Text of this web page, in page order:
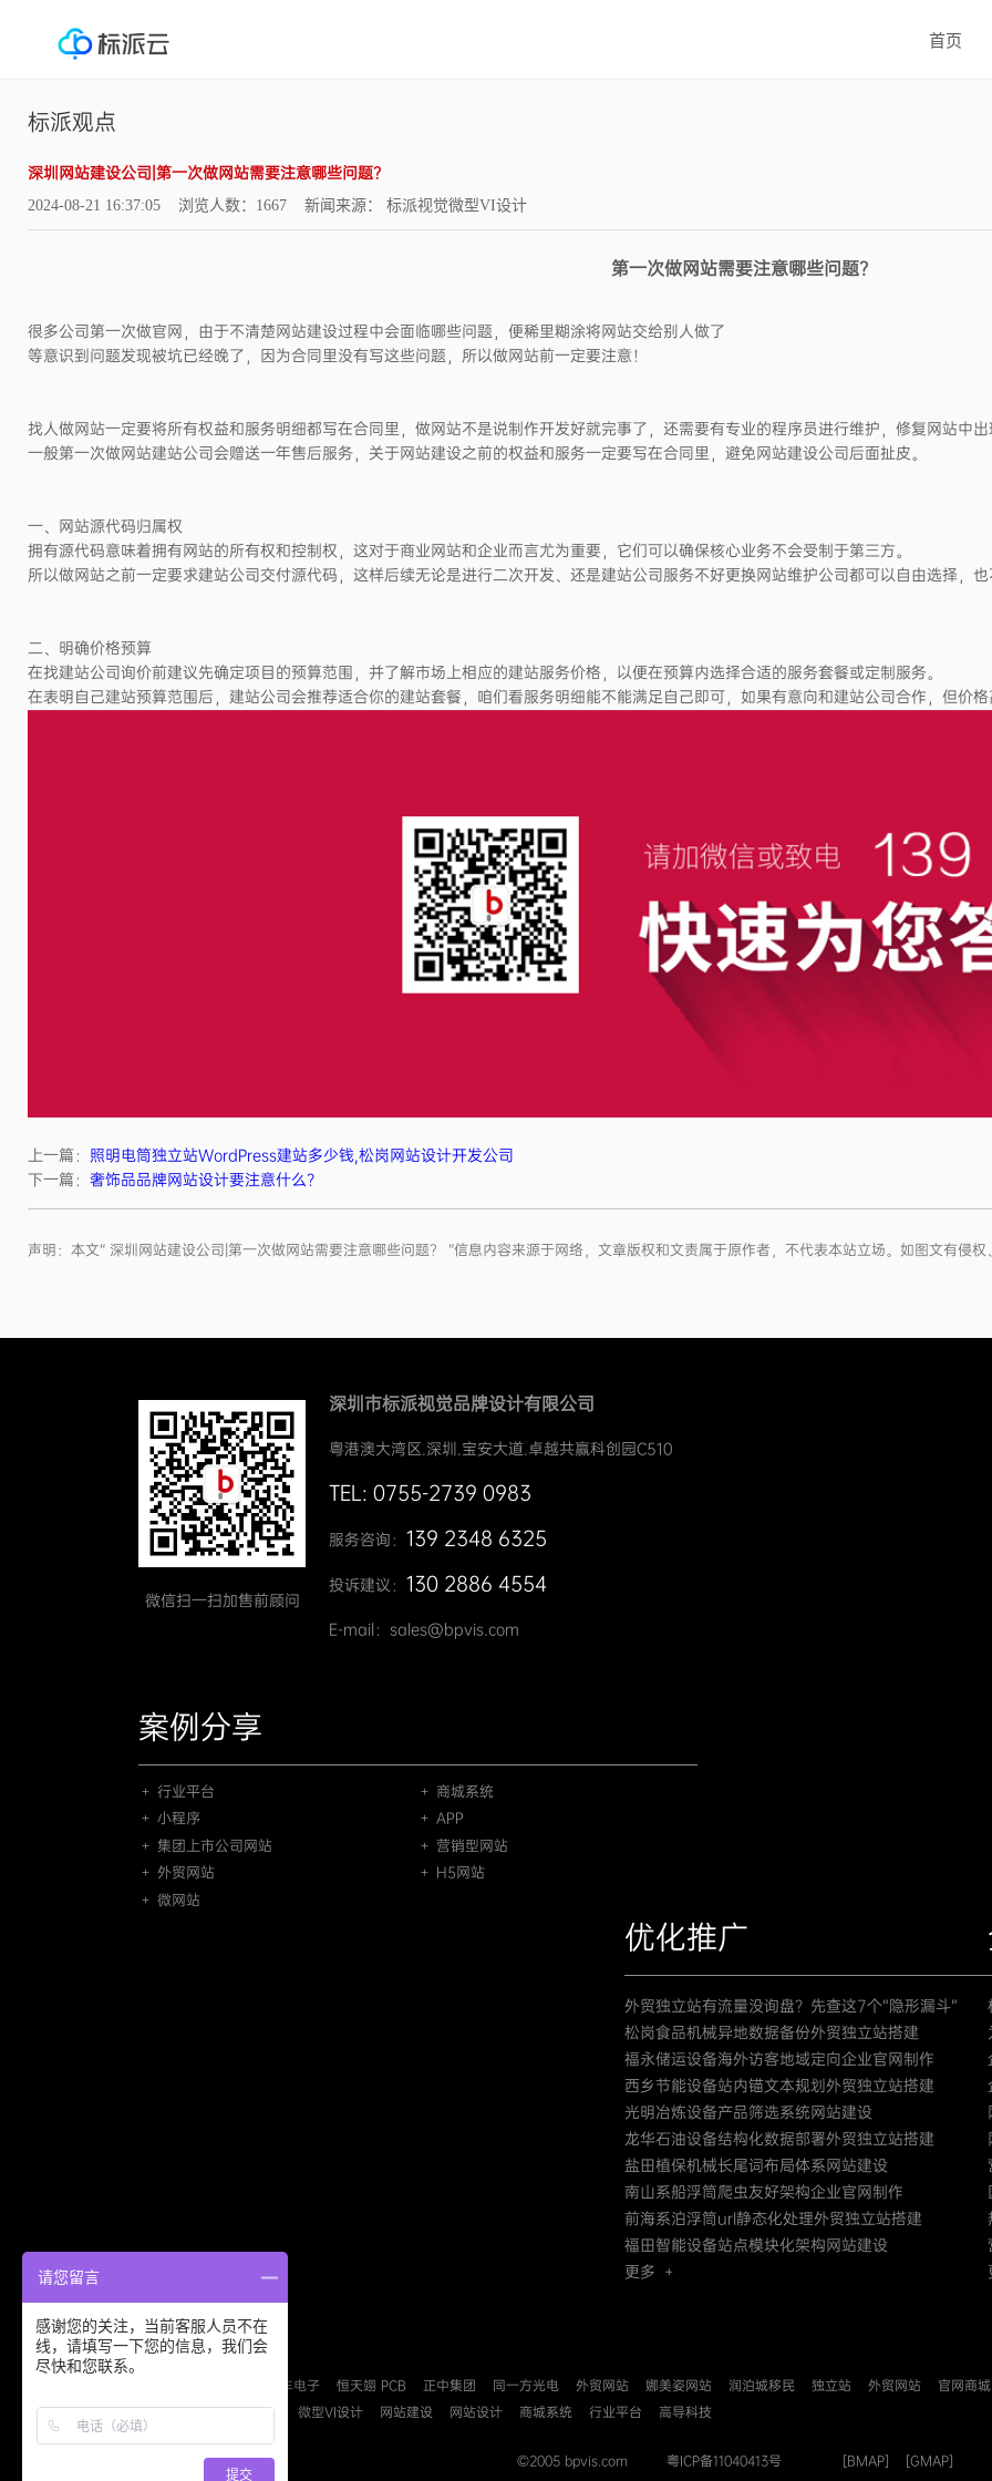
首页
标派观点
深圳网站建设公司|第一次做网站需要注意哪些问题？
2024-08-21 16:37:05 浏览人数：1667 新闻来源： 标派视觉微型VI设计
第一次做网站需要注意哪些问题？
很多公司第一次做官网，由于不清楚网站建设过程中会面临哪些问题，便稀里糊涂将网站交给别人做了
等意识到问题发现被坑已经晚了，因为合同里没有写这些问题，所以做网站前一定要注意！
找人做网站一定要将所有权益和服务明细都写在合同里，做网站不是说制作开发好就完事了，还需要有专业的程序员进行维护，修复网站中
一般第一次做网站建站公司会赠送一年售后服务，关于网站建设之前的权益和服务一定要写在合同里，避免网站建设公司后面扯皮。
一、网站源代码归属权
拥有源代码意味着拥有网站的所有权和控制权，这对于商业网站和企业而言尤为重要，它们可以确保核心业务不会受制于第三方。
所以做网站之前一定要求建站公司交付源代码，这样后续无论是进行二次开发、还是建站公司服务不好更换网站维护公司都可以自由选择，
二、明确价格预算
在找建站公司询价前建议先确定项目的预算范围，并了解市场上相应的建站服务价格，以便在预算内选择合适的服务套餐或定制服务。
在表明自己建站预算范围后，建站公司会推荐适合你的建站套餐，咱们看服务明细能不能满足自己即可，如果有意向和建站公司合作，但价
上一篇： 照明电筒独立站WordPress建站多少钱,松岗网站设计开发公司
下一篇： 奢饰品品牌网站设计要注意什么？
声明：本文“ 深圳网站建设公司|第一次做网站需要注意哪些问题？ ”信息内容来源于网络，文章版权和文责属于原作者，不代表本站立场。如图文有侵
微信扫一扫加售前顾问
深圳市标派视觉品牌设计有限公司
粤港澳大湾区.深圳.宝安大道.卓越共赢科创园C510
TEL: 0755-2739 0983
服务咨询： 139 2348 6325
投诉建议： 130 2886 4554
E-mail：sales@bpvis.com
案例分享
＋ 行业平台
＋ 商城系统
＋ 小程序
＋ APP
＋ 集团上市公司网站
＋ 营销型网站
＋ 外贸网站
＋ H5网站
＋ 微网站
优化推广
外贸独立站有流量没询盘？先查这7个“隐形漏斗”
松岗食品机械异地数据备份外贸独立站搭建
福永储运设备海外访客地域定向企业官网制作
西乡节能设备站内锚文本规划外贸独立站搭建
光明冶炼设备产品筛选系统网站建设
龙华石油设备结构化数据部署外贸独立站搭建
盐田植保机械长尾词布局体系网站建设
南山系船浮筒爬虫友好架构企业官网制作
前海系泊浮筒url静态化处理外贸独立站搭建
福田智能设备站点模块化架构网站建设
更多 +
友情链接：
益力盛汽车电子 恒天翊 PCB 正中集团 同一方光电 外贸网站 娜美姿网站 润泊城移民 独立站 外贸网站
官网商城
B2B
B2C 检测认证 微型VI设计 网站建设 网站设计 商城系统 行业平台 高导科技
©2005 bpvis.com 粤ICP备11040413号 [BMAP] [GMAP]
请您留言
感谢您的关注，当前客服人员不在
线，请填写一下您的信息，我们会
尽快和您联系。
提交